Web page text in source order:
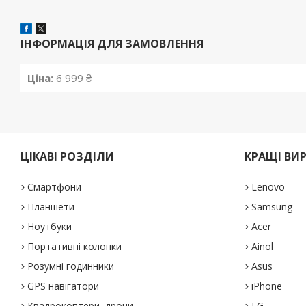
ІНФОРМАЦІЯ ДЛЯ ЗАМОВЛЕННЯ
Ціна: 6 999 ₴
ЦІКАВІ РОЗДІЛИ
Смартфони
Планшети
Ноутбуки
Портативні колонки
Розумні годинники
GPS навігатори
КРАЩІ
Lenovo
Samsung
Acer
Ainol
Asus
iPhone